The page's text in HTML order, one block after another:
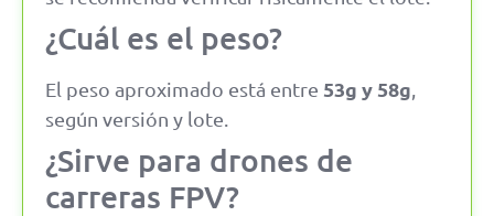
¿Cuál es el peso?
El peso aproximado está entre 53g y 58g
según versión y lote.
¿Sirve para drones de
carreras FPV?